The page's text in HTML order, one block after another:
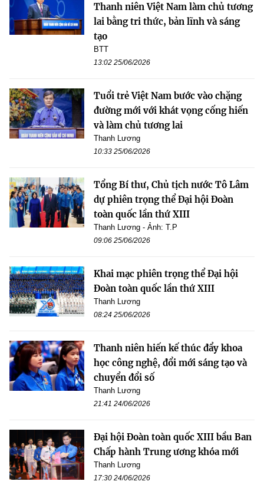
Thanh niên Việt Nam làm chủ tương
lai bằng tri thức, bản lĩnh và sáng
tạo
BTT
13:02 25/06/2026
Tuổi trẻ Việt Nam bước vào chặng
đường mới với khát vọng cống hiến
và làm chủ tương lai
Thanh Lương
10:33 25/06/2026
Tổng Bí thư, Chủ tịch nước Tô Lâm
dự phiên trọng thể Đại hội Đoàn
toàn quốc lần thứ XIII
Thanh Lương - Ảnh: T.P
09:06 25/06/2026
Khai mạc phiên trọng thể Đại hội
Đoàn toàn quốc lần thứ XIII
Thanh Lương
08:24 25/06/2026
Thanh niên hiến kế thúc đẩy khoa
học công nghệ, đổi mới sáng tạo và
chuyển đổi số
Thanh Lương
21:41 24/06/2026
Đại hội Đoàn toàn quốc XIII bầu Ban
Chấp hành Trung ương khóa mới
Thanh Lương
17:30 24/06/2026